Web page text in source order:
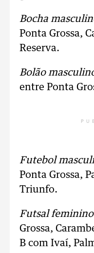
Bocha
Ponta Grossa,
Reserva.
Bolão
entre Ponta
Futebol
Ponta Grossa,
Triunfo.
Futsal feminino
Grossa,
B com Ivaí,